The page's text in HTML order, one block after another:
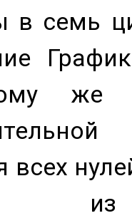
в семь
же
всех
из